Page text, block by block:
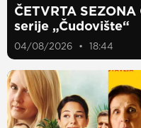
ČETVRTA
serije „Čudovište“
04/08/2026 18:44